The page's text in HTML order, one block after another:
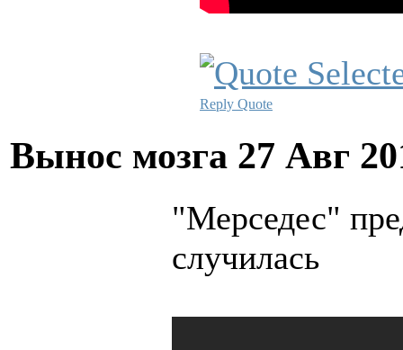
Reply Quote
Вынос мозга 27 Авг
"Мерседес"
случилась